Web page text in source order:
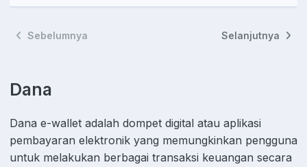
Sebelumnya Selanjutnya
Dana
Dana e-wallet adalah dompet digital atau aplikasi
pembayaran elektronik yang memungkinkan pengguna
untuk melakukan berbagai transaksi keuangan secara